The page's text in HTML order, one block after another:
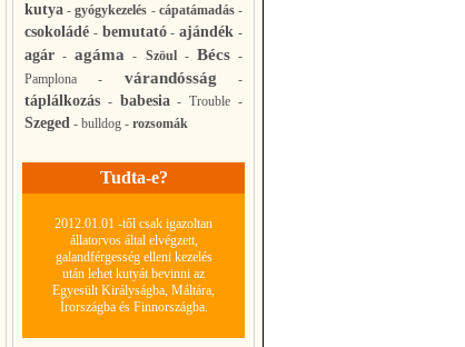
kutya -gyógykezelés - cápatámadás-
csokoládé - bemutató-ajándék -
agár -agáma - Szöul- Bécs-
Pamplona - várandósság -
táplálkozás - babesia-Trouble -
Szeged - bulldog - rozsomák
Tudta-e?
2012.01.01 -től csak igazoltan
állatorvos által elvégzett,
galandférgesség elleni kezelés
után lehet kutyát bevinni az
Egyesült Királyságba, Máltára,
Írországba és Finnországba.